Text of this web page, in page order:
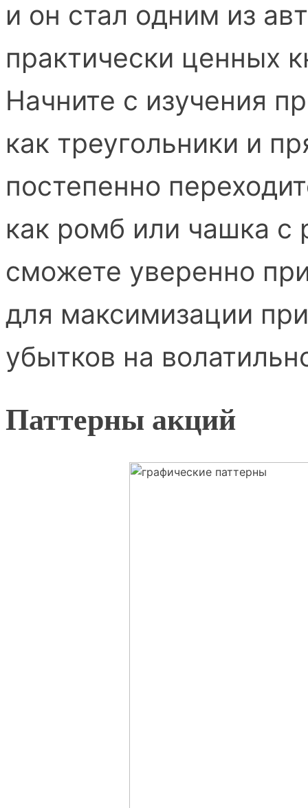
и он стал одним из
практически ценных
Начните с изучения
как треугольники и
постепенно
как ромб или чашка с
сможете уверенно
для максимизации
убытков на
Паттерны акций